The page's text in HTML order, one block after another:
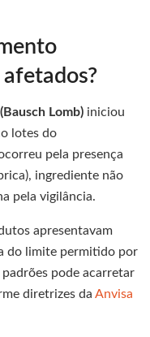
Lomb) iniciou
lotes do
pela presença
ingrediente não
pela vigilância.
apresentavam
do limite permitido por
pode acarretar
diretrizes da Anvisa